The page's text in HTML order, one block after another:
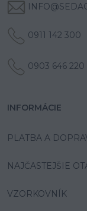
0911 142 300
0903 646 220
INFORMÁCIE
PLATBA A
NAJČASTEJŠIE
VZORKOVNÍK